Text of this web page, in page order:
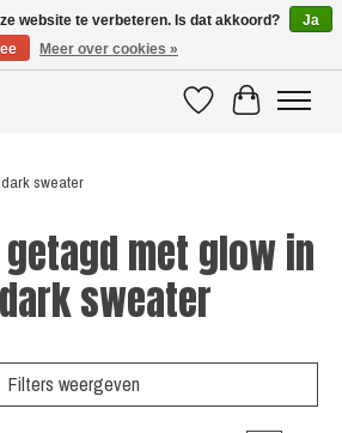
VerlanglijstWinkelwagen
sweater
met glow in
sweater
Filters weergeven
website te verbeteren. Is dat akkoord?
Ja
Meer over cookies »